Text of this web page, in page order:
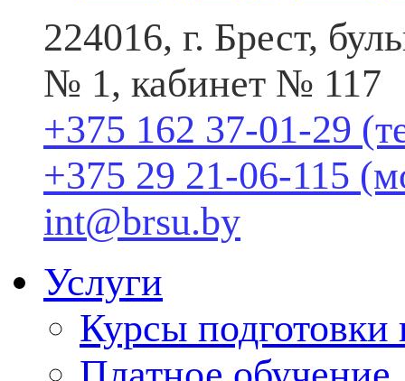
224016, г. Брест,
№ 1, кабинет № 117
+375 162 37-01-29
+375 29 21-06-115
int@brsu.by
Услуги
Курсы